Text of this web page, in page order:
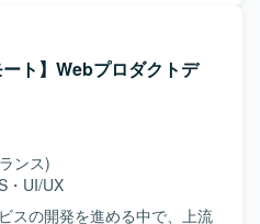
程に関わることができ、フ
ていただけます。AIツールを
きるため、最新の開発トレ
ップを図れる環境です。技
ャ改善など、上流からの技
す。 【開発環境】
アプリケーション開発環境
やECSを活用したシステム構
いたモダンなチーム開発を行
ロー整理、情報設計、Figmaを
ロセスをお任せいたします。
い、開発チームへの仕様連
入テスト、品質確認までを
さらに、競合分析を踏まえ
調整も実施していただきま
きる方を求めております。
滑にコミュニケーションを取
ト】Webプロダクトデ
ンス)
・ UI/UX
スの開発を進める中で、上流